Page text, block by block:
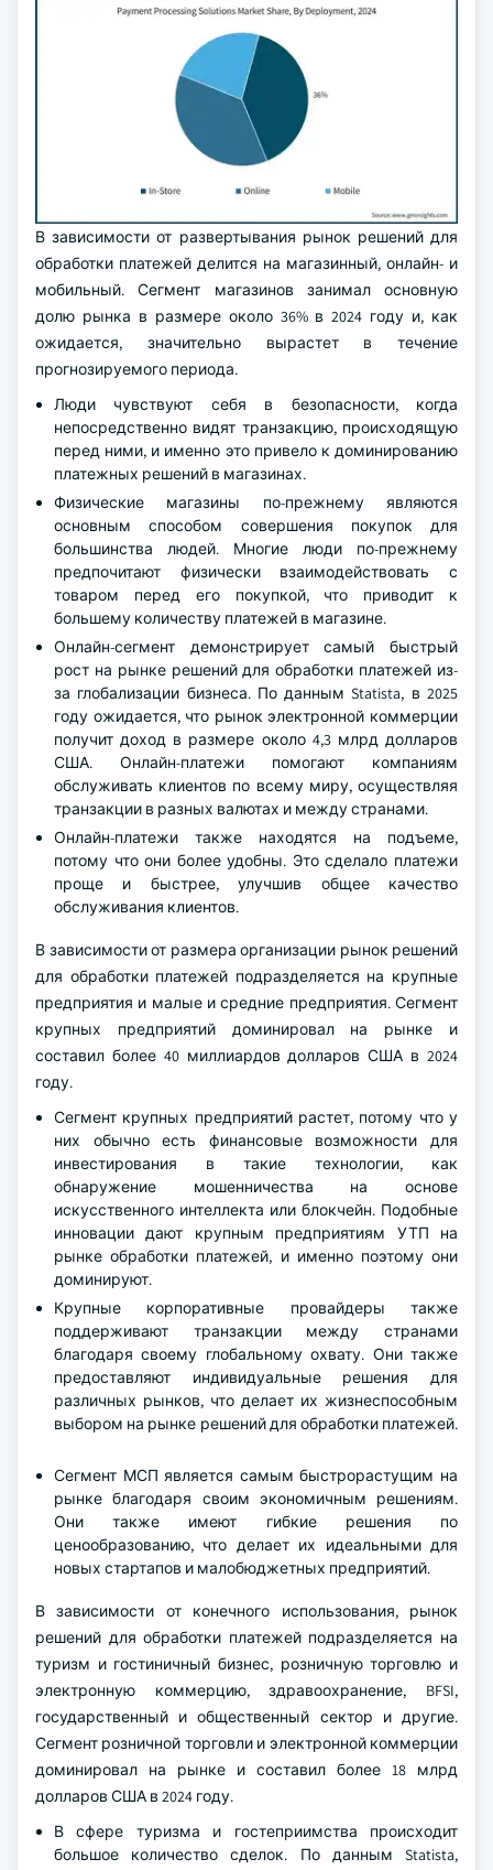
В зависимости от развертывания рынок решений для
обработки платежей делится на магазинный, онлайн- и
мобильный. Сегмент магазинов занимал основную
долю рынка в размере около 36% в 2024 году и, как
ожидается, значительно вырастет в течение
прогнозируемого периода.
Люди чувствуют себя в безопасности, когда
непосредственно видят транзакцию, происходящую
перед ними, и именно это привело к доминированию
платежных решений в магазинах.
Физические магазины по-прежнему являются
основным способом совершения покупок для
большинства людей. Многие люди по-прежнему
предпочитают физически взаимодействовать с
товаром перед его покупкой, что приводит к
большему количеству платежей в магазине.
Онлайн-сегмент демонстрирует самый быстрый
рост на рынке решений для обработки платежей из-
за глобализации бизнеса. По данным Statista, в 2025
году ожидается, что рынок электронной коммерции
получит доход в размере около 4,3 млрд долларов
США. Онлайн-платежи помогают компаниям
обслуживать клиентов по всему миру, осуществляя
транзакции в разных валютах и между странами.
Онлайн-платежи также находятся на подъеме,
потому что они более удобны. Это сделало платежи
проще и быстрее, улучшив общее качество
обслуживания клиентов.
В зависимости от размера организации рынок решений
для обработки платежей подразделяется на крупные
предприятия и малые и средние предприятия. Сегмент
крупных предприятий доминировал на рынке и
составил более 40 миллиардов долларов США в 2024
году.
Сегмент крупных предприятий растет, потому что у
них обычно есть финансовые возможности для
инвестирования в такие технологии, как
обнаружение мошенничества на основе
искусственного интеллекта или блокчейн. Подобные
инновации дают крупным предприятиям УТП на
рынке обработки платежей, и именно поэтому они
доминируют.
Крупные корпоративные провайдеры также
поддерживают транзакции между странами
благодаря своему глобальному охвату. Они также
предоставляют индивидуальные решения для
различных рынков, что делает их жизнеспособным
выбором на рынке решений для обработки платежей.
Сегмент МСП является самым быстрорастущим на
рынке благодаря своим экономичным решениям.
Они также имеют гибкие решения по
ценообразованию, что делает их идеальными для
новых стартапов и малобюджетных предприятий.
В зависимости от конечного использования, рынок
решений для обработки платежей подразделяется на
туризм и гостиничный бизнес, розничную торговлю и
электронную коммерцию, здравоохранение, BFSI,
государственный и общественный сектор и другие.
Сегмент розничной торговли и электронной коммерции
доминировал на рынке и составил более 18 млрд
долларов США в 2024 году.
В сфере туризма и гостеприимства происходит
большое количество сделок. По данным Statista,